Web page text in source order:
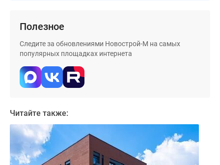
реновации
Москве
Новостройки
премиум-
класса
бизнес-
класса
Рассрочка
Траншевая
ипотека
Полезное
Следите за обновлениями Новострой-М на самых
популярных площадках интернета
Читайте также: